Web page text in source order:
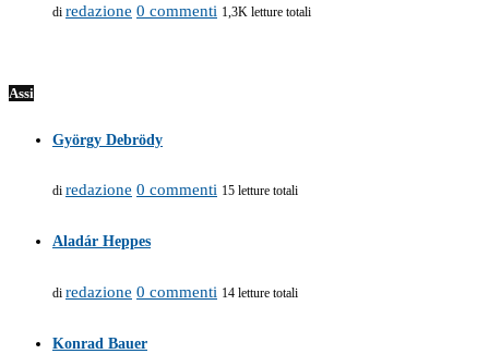
di redazione 0 commenti 1,3K letture totali
Assi
György Debrödy
di redazione 0 commenti 15 letture totali
Aladár Heppes
di redazione 0 commenti 14 letture totali
Konrad Bauer